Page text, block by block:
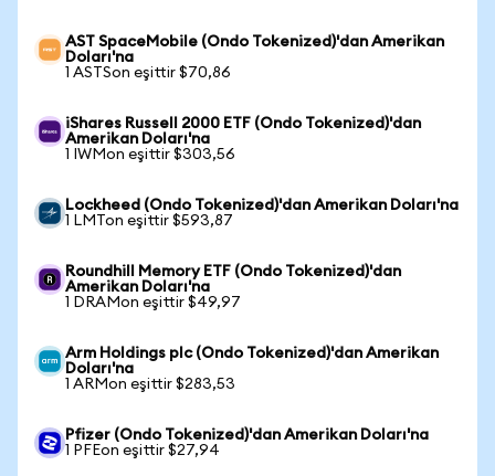
AST SpaceMobile (Ondo Tokenized)'dan Amerikan
Doları'na
1 ASTSon eşittir $70,86
iShares Russell 2000 ETF (Ondo Tokenized)'dan
Amerikan Doları'na
1 IWMon eşittir $303,56
Lockheed (Ondo Tokenized)'dan Amerikan Doları'na
1 LMTon eşittir $593,87
Roundhill Memory ETF (Ondo Tokenized)'dan
Amerikan Doları'na
1 DRAMon eşittir $49,97
Arm Holdings plc (Ondo Tokenized)'dan Amerikan
Doları'na
1 ARMon eşittir $283,53
Pfizer (Ondo Tokenized)'dan Amerikan Doları'na
1 PFEon eşittir $27,94